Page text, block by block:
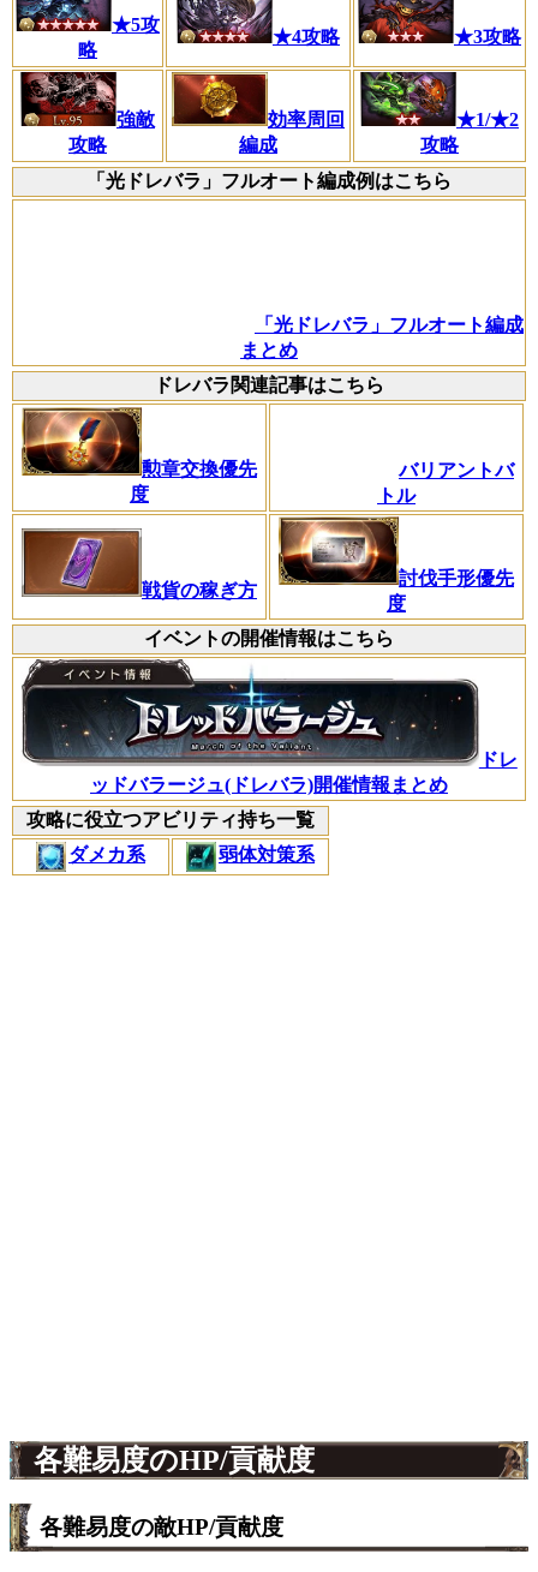
★5攻
略
★4攻略 ★3攻略
強敵
攻略
効率周回
編成
★1/★2
攻略
「光ドレバラ」フルオート編成例はこちら
「光ドレバラ」フルオート編成
まとめ
ドレバラ関連記事はこちら
勲章交換優先
度
バリアントバ
トル
戦貨の稼ぎ方
討伐手形優先
度
イベントの開催情報はこちら
ドレ
ッドバラージュ(ドレバラ)開催情報まとめ
攻略に役立つアビリティ持ち一覧
ダメカ系
弱体対策系
各難易度のHP/貢献度
各難易度の敵HP/貢献度